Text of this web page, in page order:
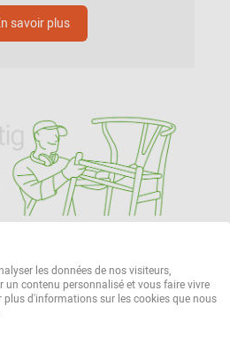
savoir plus
de conception :
équitable.
professionnel pour le
les données de nos visiteurs,
un contenu personnalisé et vous faire vivre
plus d'informations sur les cookies que nous